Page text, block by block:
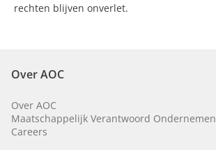
rechten blijven onverlet.
Over AOC
Over AOC
Maatschappelijk Verantwoord Ondernemen
Careers